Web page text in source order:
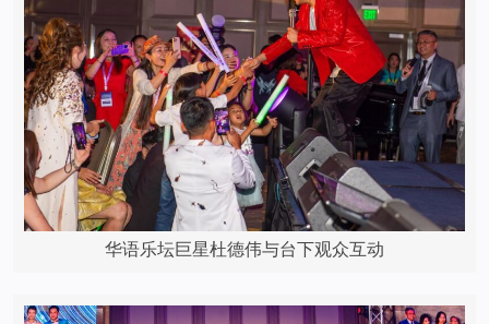
华语乐坛巨星杜德伟与台下观众互动